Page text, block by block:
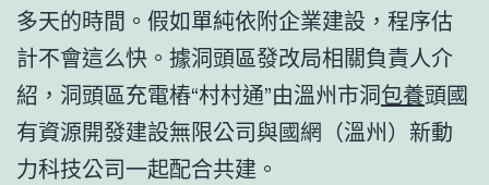
多天的時間。假如單純依附企業建設，程序估
計不會這么快。據洞頭區發改局相關負責人介
紹，洞頭區充電樁“村村通”由溫州市洞包養頭國
有資源開發建設無限公司與國網（溫州）新動
力科技公司一起配合共建。